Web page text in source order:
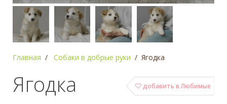
Главная Собаки в добрые руки Ягодка
добавить в Любимые
Ягодка